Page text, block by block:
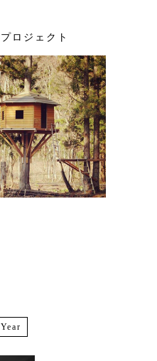
プロジェクト
Year